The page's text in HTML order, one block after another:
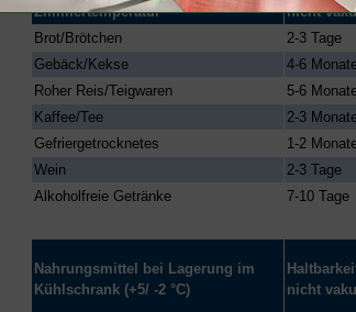
Zimmertemperatur
nicht
Brot/Brötchen
2-3 Tage
Gebäck/Kekse
4-6
Roher Reis/Teigwaren
5-6
Kaffee/Tee
2-3
Gefriergetrocknetes
1-2
Wein
2-3 Tage
Alkoholfreie Getränke
7-10 Tage
Nahrungsmittel bei Lagerung im
Kühlschrank (+5/ -2 °C)
nicht